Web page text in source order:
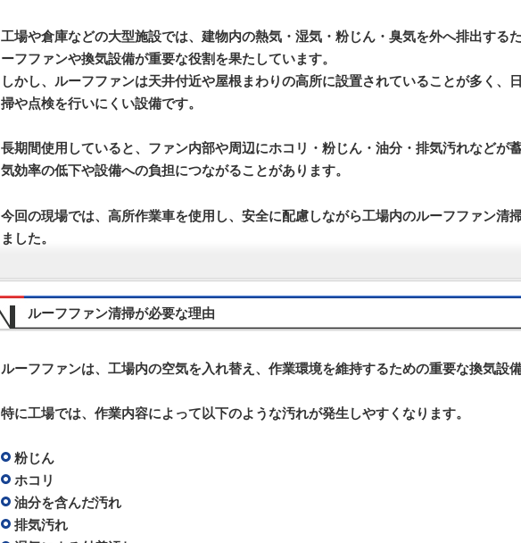
工場や倉庫などの大型施設では、建物内の熱気・湿気・粉じん・臭気を外へ排出する
ーフファンや換気設備が重要な役割を果たしています。
しかし、ルーフファンは天井付近や屋根まわりの高所に設置されていることが多く、
掃や点検を行いにくい設備です。
長期間使用していると、ファン内部や周辺にホコリ・粉じん・油分・排気汚れなどが
気効率の低下や設備への負担につながることがあります。
今回の現場では、高所作業車を使用し、安全に配慮しながら工場内のルーフファン清
ました。
ルーフファン清掃が必要な理由
ルーフファンは、工場内の空気を入れ替え、作業環境を維持するための重要な換気設備
特に工場では、作業内容によって以下のような汚れが発生しやすくなります。
粉じん
ホコリ
油分を含んだ汚れ
排気汚れ